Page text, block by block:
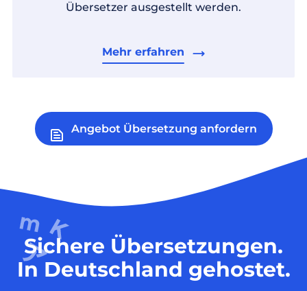
Übersetzer ausgestellt werden.
Mehr erfahren
Angebot Übersetzung anfordern
Sichere Übersetzungen.
In Deutschland gehostet.